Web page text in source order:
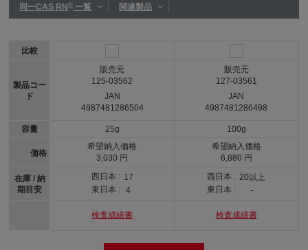
同一CAS RN®一覧 関連製品
比較
製品コー
ド
容量
価格
在庫 / 納
期目安
販売元
125-03562
JAN
4987481286504
25g
希望納入価格
3,030 円
西日本 : 17
東日本 :
4
検査成績書
販売元
127-03561
JAN
4987481286498
100g
希望納入価格
6,880 円
西日本 : 20以上
東日本 :
-
検査成績書